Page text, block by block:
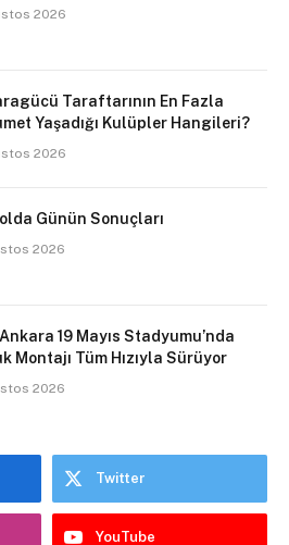
2026
Taraftarının En Fazla
Yaşadığı Kulüpler Hangileri?
2026
Günün Sonuçları
2026
19 Mayıs Stadyumu’nda
Montajı Tüm Hızıyla Sürüyor
2026
Twitter
YouTube